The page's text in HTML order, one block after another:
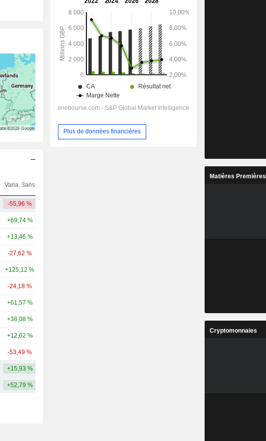
Varia. 3ans
-55,96 %
+69,74 %
+13,46 %
-27,62 %
+125,12 %
-24,18 %
+61,57 %
+38,08 %
+12,62 %
-53,49 %
+15,93 %
+52,79 %
Plus de données financières
Matières Premières
Cryptomonnaies